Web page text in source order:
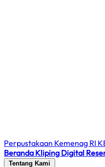
Perpustakaan Kemenag RI
Beranda Kliping Digital
Tentang Kami